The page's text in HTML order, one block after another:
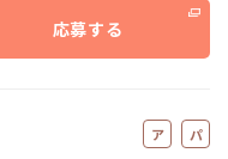
応募する
ア
パ